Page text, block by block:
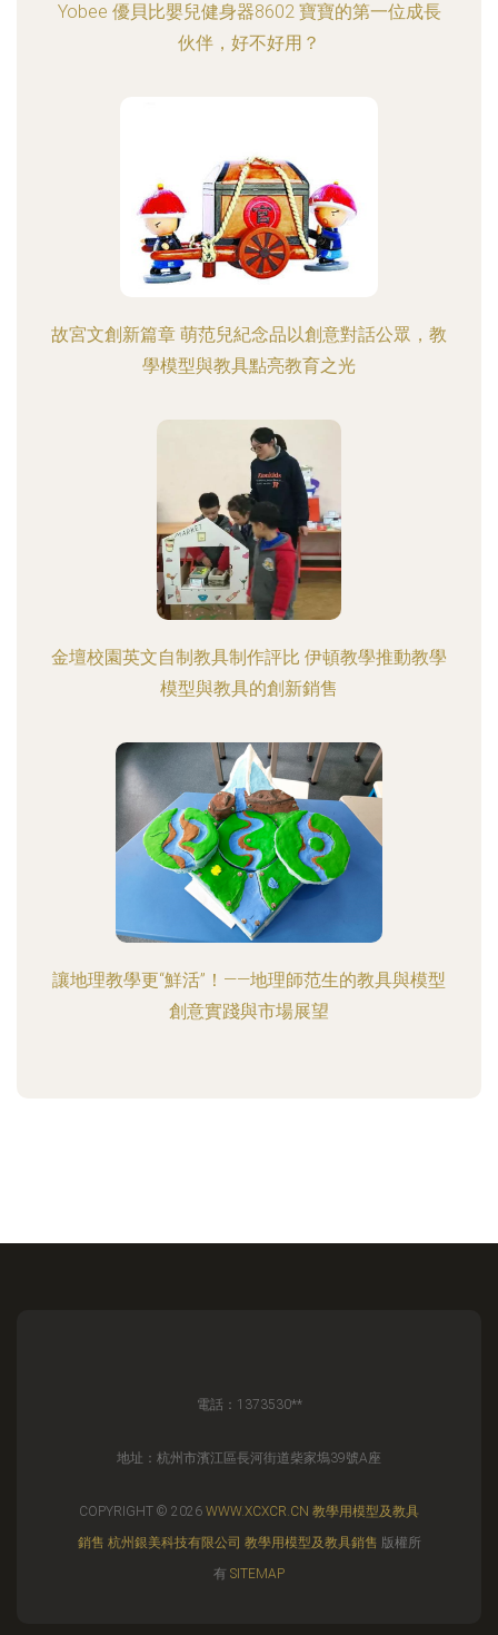
Yobee 優貝比嬰兒健身器8602 寶寶的第一位成長
伙伴，好不好用？
故宮文創新篇章 萌范兒紀念品以創意對話公眾，教
學模型與教具點亮教育之光
金壇校園英文自制教具制作評比 伊頓教學推動教學
模型與教具的創新銷售
讓地理教學更“鮮活”！——地理師范生的教具與模型
創意實踐與市場展望
電話：1373530**
地址：杭州市濱江區長河街道柴家塢39號A座
COPYRIGHT © 2026 WWW.XCXCR.CN 教學用模型及教具
銷售 杭州銀美科技有限公司 教學用模型及教具銷售 版權所
有 SITEMAP